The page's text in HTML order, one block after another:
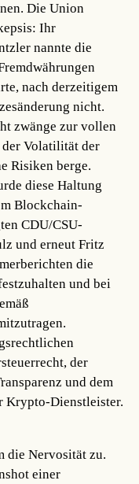
Die Union
Ihr
nannte die
nach derzeitigem
nicht.
zwänge zur vollen
Volatilität der
Risiken berge.
diese Haltung
Blockchain-
CDU/CSU-
und erneut Fritz
die
und bei
der
und dem
Krypto-Dienstleister.
die Nervosität zu.
einer